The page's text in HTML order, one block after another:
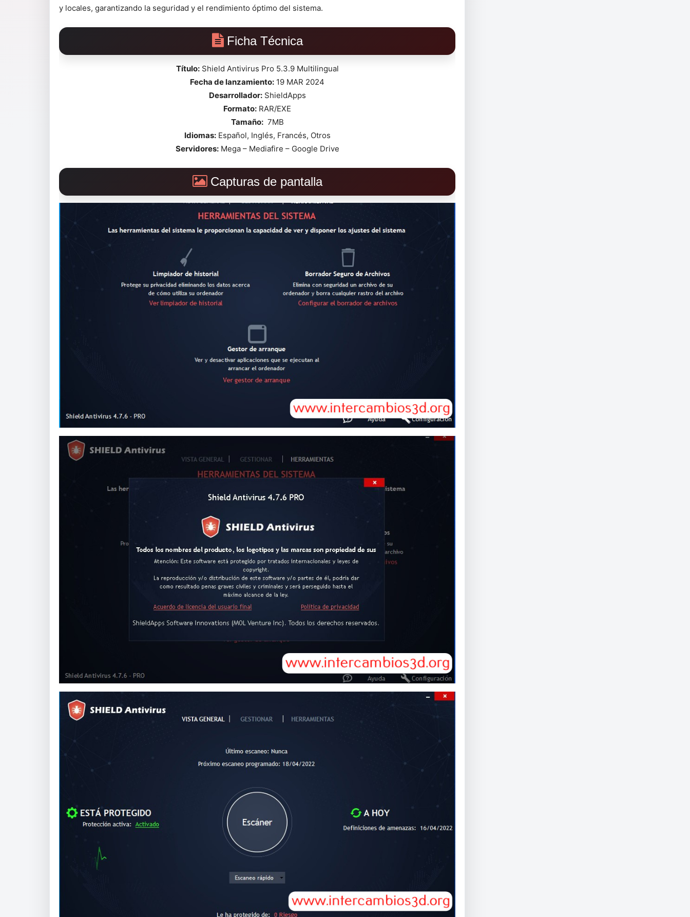
y locales, garantizando la seguridad y el rendimiento óptimo del sistema.
Ficha Técnica
Título:Shield Antivirus Pro 5.3.9 Multilingual
Fecha de lanzamiento: 19 MAR 2024
Desarrollador:ShieldApps
Formato: RAR/EXE
Tamaño:7MB
Idiomas:Español, Inglés, Francés, Otros
Servidores:Mega – Mediafire – Google Drive
Capturas de pantalla